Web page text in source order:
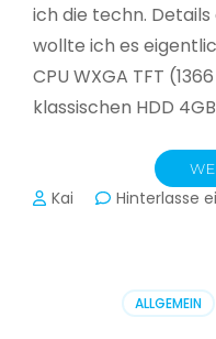
ich die techn.
wollte ich es
CPU WXGA TFT
klassischen HDD
Kai Hinterlasse
ALLGEMEIN